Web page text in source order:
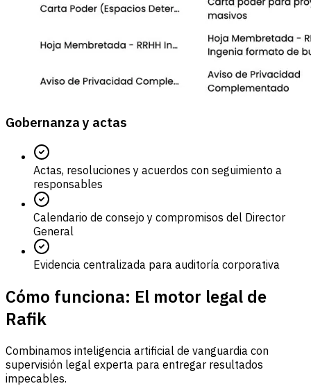
Gobernanza y actas
Actas, resoluciones y acuerdos con seguimiento a
responsables
Calendario de consejo y compromisos del Director
General
Evidencia centralizada para auditoría corporativa
Cómo funciona: El motor legal de
Rafik
Combinamos inteligencia artificial de vanguardia con
supervisión legal experta para entregar resultados
impecables.